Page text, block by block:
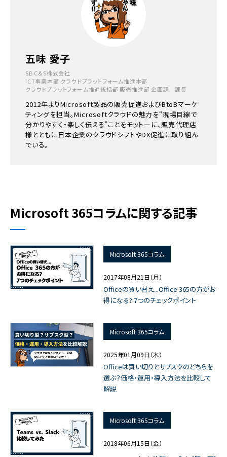
五味 愛子
SB C&S株式会社
ICT事業本部 クラウドプラットフォーム推進本部
クラウドプラットフォーム推進統括部 販売推進部 企画課 課長
2012年よりMicrosoft製品の販売促進およびBtoBマーケ
ティングを担当。Microsoftクラウドの魅力を“現場目線で
分かりやすく・楽しく伝える”ことをモットーに、販売代理店
様とともに日本企業のクラウドシフトやDX促進に取り組ん
でいる。
Microsoft 365コラムに関する記事
Microsoft 365コラム
2017年08月21日（月）
Officeの買い替え...Office 365の方がお
得になる? 7つのチェックポイント
Microsoft 365コラム
2025年01月09日（木）
Officeは買い切りとサブスクのどちらを
選ぶ？価格・運用・導入方法を比較して
解説
Microsoft 365コラム
2018年06月15日（金）